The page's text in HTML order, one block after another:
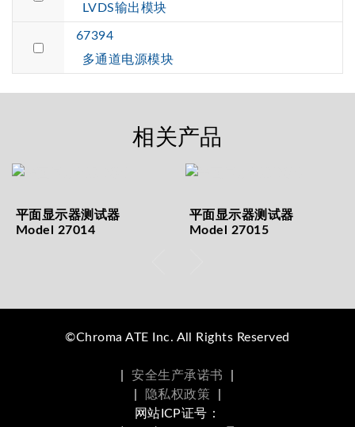
LVDS输出模块
67394
多通道电源模块
相关产品
平面显示器测试器
Model 27014
平面显示器测试器
Model 27015
©Chroma ATE Inc. All Rights Reserved
安全生产承诺书
隐私权政策
网站ICP证号：